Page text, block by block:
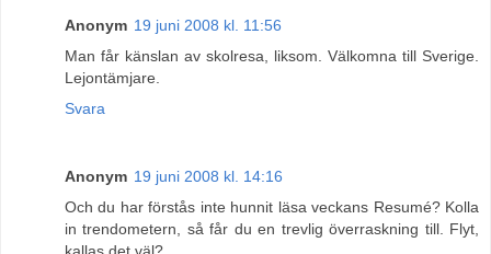
Anonym 19 juni 2008 kl. 11:56
Man får känslan av skolresa, liksom. Välkomna till Sverige.
Lejontämjare.
Svara
Anonym 19 juni 2008 kl. 14:16
Och du har förstås inte hunnit läsa veckans Resumé? Kolla
in trendometern, så får du en trevlig överraskning till. Flyt,
kallas det väl?